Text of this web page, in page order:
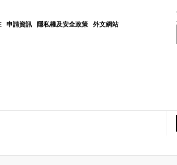
申請資訊 隱私權及安全政策 外文網站